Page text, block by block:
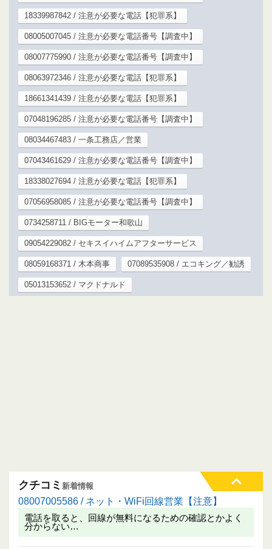
18339987842 / 注意が必要な電話【犯罪系】
08005007045 / 注意が必要な電話番号【調査中】
08007775990 / 注意が必要な電話番号【調査中】
08063972346 / 注意が必要な電話【犯罪系】
18661341439 / 注意が必要な電話【犯罪系】
07048196285 / 注意が必要な電話番号【調査中】
08034467483 / 一条工務店／営業
07043461629 / 注意が必要な電話番号【調査中】
18338027694 / 注意が必要な電話【犯罪系】
07056958085 / 注意が必要な電話番号【調査中】
0734258711 / BIGモーター和歌山
09054229082 / セキスイハイムアフターサービス
08059168371 / 木本商事 07089535908 / エコキング／勧誘
05013153652 / マクドナルド
クチコミ 新着情報
08007005586 / ネット・WiFi回線営業【注意】
電話を取ると、回線が無料になるための確認とかよく
分からない…